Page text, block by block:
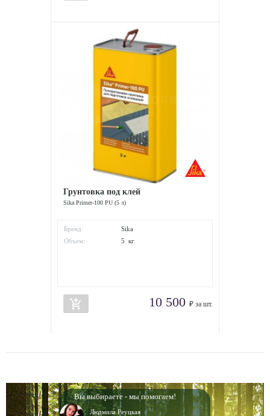
Грунтовка под клей
Sika Primer-100 PU (5 л)
Бренд:
Sika
Объем:
5 кг
add_shopping_cart 10 500 ₽ за шт.
Вы выбираете - мы помогаем!
Людмила Реуцкая